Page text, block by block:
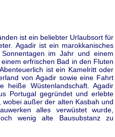
ist ein beliebter Urlaubsort für
Agadir ist ein marokkanisches
im Jahr und einem
erfrischen Bad in den Fluten
ist ein Kamelritt oder
von Agadir sowie eine Fahrt
Wüstenlandschaft. Agadir
Portugal gegründet und erlebte
außer der alten Kasbah und
alles verwüstet wurde,
wenig alte Bausubstanz zu